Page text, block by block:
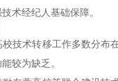
术经纪人基础保障。
技术转移工作多数分布
较为缺乏。